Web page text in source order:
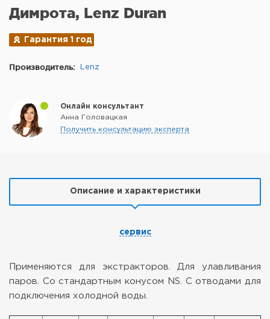
Димрота, Lenz Duran
Гарантия 1 год
Производитель: Lenz
Онлайн консультант
Анна Головацкая
Получить консультацию эксперта
Описание и характеристики
сервис
Применяются для экстракторов. Для улавливания
паров. Со стандартным конусом NS. С отводами для
подключения холодной воды.